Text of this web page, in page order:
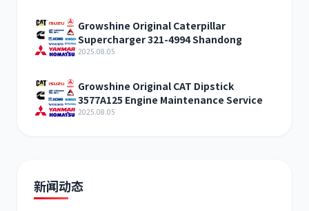
Growshine Original Caterpillar
Supercharger 321-4994 Shandong
2025.08.05
Growshine Original CAT Dipstick
3577A125 Engine Maintenance Service
2025.08.05
新闻动态